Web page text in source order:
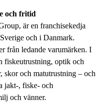
och fritid
är en franchisekedja
och i Danmark.
från ledande varumärken. I
fiskeutrustning, optik och
och matutrustning – och
jakt-, fiske- och
och vänner.